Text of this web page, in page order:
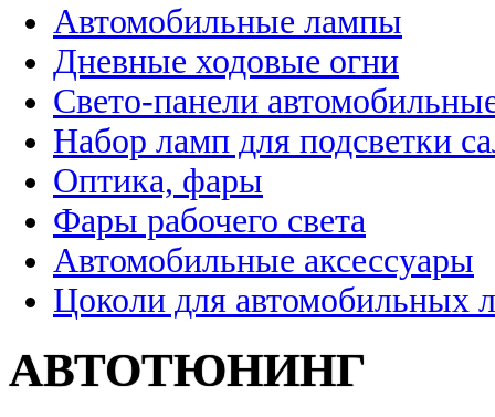
Автомобильные лампы
Дневные ходовые огни
Свето-панели
Набор ламп для подсветки
Оптика, фары
Фары рабочего света
Автомобильные аксессуары
Цоколи для автомобильных
АВТОТЮНИНГ